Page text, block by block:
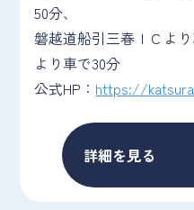
50分、
磐越道船引三春ＩＣよ
より車で30分
公式HP： https://
詳細を見る